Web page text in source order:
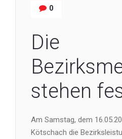
0
Die
stehen
Am Samstag, dem
Kötschach die